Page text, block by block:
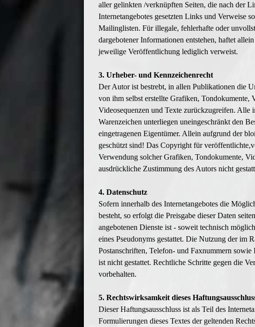
aller gelinkten /verknüpften Seiten, die nach der
Internetangebotes gesetzten Links und Verweise
Mailinglisten. Für illegale, fehlerhafte oder
dargebotener Informationen entstehen, haftet
jeweilige Veröffentlichung lediglich verweist.
3. Urheber- und Kennzeichenrecht
Der Autor ist bestrebt, in allen Publikationen die
von ihm selbst erstellte Grafiken, Tondokumente,
Videosequenzen und Texte zurückzugreifen. Alle
Warenzeichen unterliegen uneingeschränkt den
eingetragenen Eigentümer. Allein aufgrund der
geschützt sind! Das Copyright für
Verwendung solcher Grafiken, Tondokumente,
ausdrückliche Zustimmung des Autors nicht
4. Datenschutz
Sofern innerhalb des Internetangebotes die
besteht, so erfolgt die Preisgabe dieser Daten
angebotenen Dienste ist - soweit technisch
eines Pseudonyms gestattet. Die Nutzung der im
Postanschriften, Telefon- und Faxnummern
ist nicht gestattet. Rechtliche Schritte gegen die
vorbehalten.
5. Rechtswirksamkeit dieses
Dieser Haftungsausschluss ist als Teil des
Formulierungen dieses Textes der geltenden